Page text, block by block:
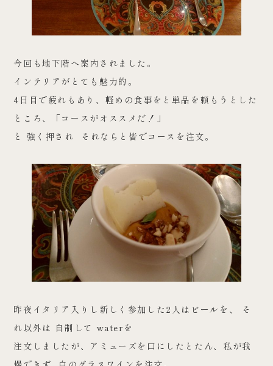
今回も地下階へ案内されました。
インテリアがとても魅力的。
4日目で疲れもあり、軽めの食事をと単品を頼もうとした
ところ、「コースがオススメだ！」
と 強く押され それならと皆でコースを注文。
昨夜イタリア入りし新しく参加した2人はビールを、 そ
れ以外は 自制して waterを
注文しましたが、アミューズを口にしたとたん、私が我